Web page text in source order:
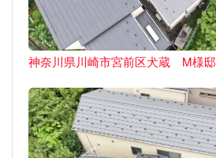
神奈川県川崎市宮前区犬蔵 M様邸